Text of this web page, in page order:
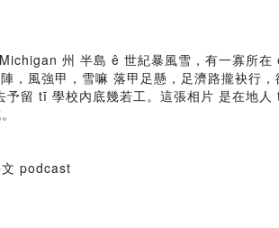
州 半島 ê 世紀暴風雪，有一寡所
風強甲，雪嘛 落甲足懸，足濟路攏袂行
留 tī 學校內底幾若工。這張相片 是在地
podcast